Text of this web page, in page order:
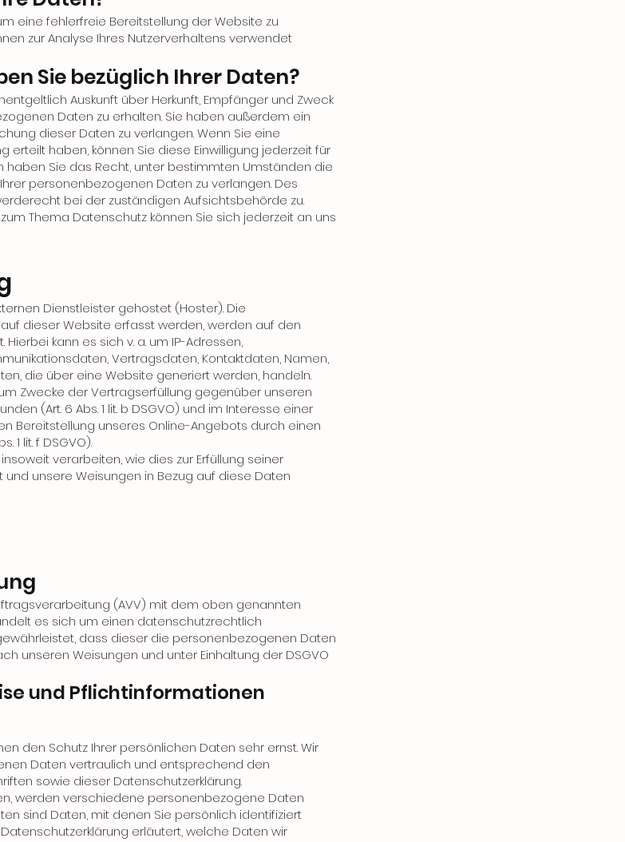
eine fehlerfreie Bereitstellung der Website zu
zur Analyse Ihres Nutzerverhaltens verwendet
Sie bezüglich Ihrer Daten?
Auskunft über Herkunft, Empfänger und Zweck
Daten zu erhalten. Sie haben außerdem ein
dieser Daten zu verlangen. Wenn Sie eine
erteilt haben, können Sie diese Einwilligung jederzeit für
haben Sie das Recht, unter bestimmten Umständen die
personenbezogenen Daten zu verlangen. Des
bei der zuständigen Aufsichtsbehörde zu.
Thema Datenschutz können Sie sich jederzeit an uns
Dienstleister gehostet (Hoster). Die
dieser Website erfasst werden, werden auf den
kann es sich v. a. um IP-Adressen,
Vertragsdaten, Kontaktdaten, Namen,
die über eine Website generiert werden, handeln.
Zwecke der Vertragserfüllung gegenüber unseren
(Art. 6 Abs. 1 lit. b DSGVO) und im Interesse einer
Bereitstellung unseres Online-Angebots durch einen
1 lit. f DSGVO).
verarbeiten, wie dies zur Erfüllung seiner
unsere Weisungen in Bezug auf diese Daten
(AVV) mit dem oben genannten
es sich um einen datenschutzrechtlich
dass dieser die personenbezogenen Daten
unseren Weisungen und unter Einhaltung der DSGVO
und Pflicht­informationen
den Schutz Ihrer persönlichen Daten sehr ernst. Wir
Daten vertraulich und entsprechend den
sowie dieser Datenschutzerklärung.
werden verschiedene personenbezogene Daten
sind Daten, mit denen Sie persönlich identifiziert
erläutert, welche Daten wir